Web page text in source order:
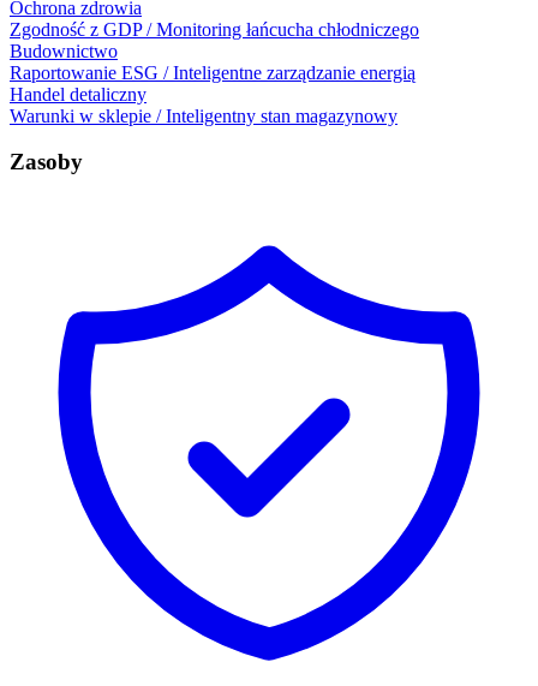
Ochrona zdrowia
Zgodność z GDP / Monitoring łańcucha chłodniczego
Budownictwo
Raportowanie ESG / Inteligentne zarządzanie energią
Handel detaliczny
Warunki w sklepie / Inteligentny stan magazynowy
Zasoby